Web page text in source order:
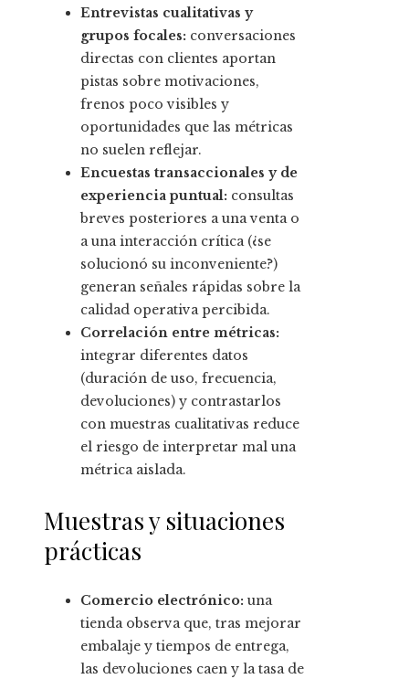
Entrevistas cualitativas y
grupos focales: conversaciones
directas con clientes aportan
pistas sobre motivaciones,
frenos poco visibles y
oportunidades que las métricas
no suelen reflejar.
Encuestas transaccionales y de
experiencia puntual: consultas
breves posteriores a una venta o
a una interacción crítica (¿se
solucionó su inconveniente?)
generan señales rápidas sobre la
calidad operativa percibida.
Correlación entre métricas:
integrar diferentes datos
(duración de uso, frecuencia,
devoluciones) y contrastarlos
con muestras cualitativas reduce
el riesgo de interpretar mal una
métrica aislada.
Muestras y situaciones
prácticas
Comercio electrónico: una
tienda observa que, tras mejorar
embalaje y tiempos de entrega,
las devoluciones caen y la tasa de